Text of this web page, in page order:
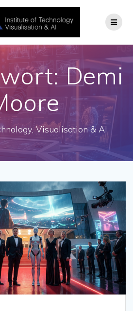
Zum
Inhalt
springen
Demi
Visualisation & AI